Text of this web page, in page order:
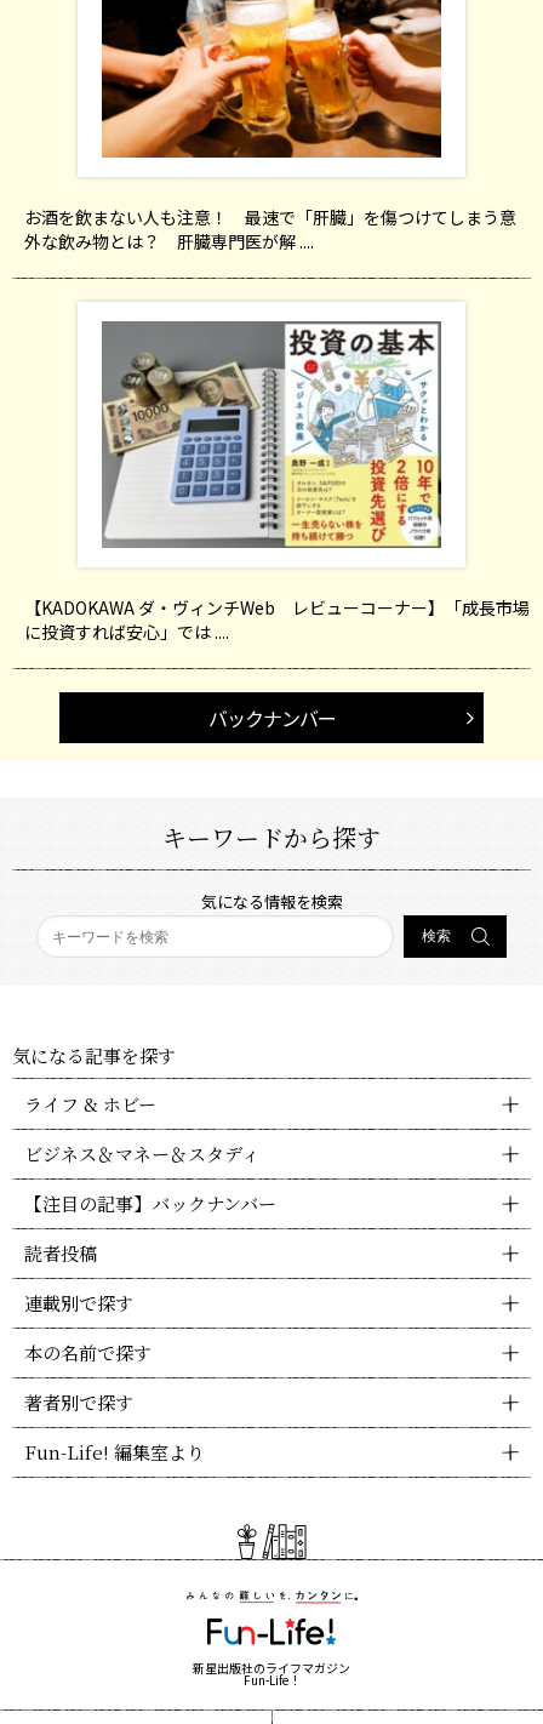
お酒を飲まない人も注意！ 最速で「肝臓」を傷つけてしまう意
外な飲み物とは？ 肝臓専門医が解 ....
【KADOKAWA ダ・ヴィンチWeb レビューコーナー】「成長市場
に投資すれば安心」では ....
バックナンバー
キーワードから探す
気になる情報を検索
気になる記事を探す
ライフ & ホビー
ビジネス＆マネー＆スタディ
【注目の記事】バックナンバー
読者投稿
連載別で探す
本の名前で探す
著者別で探す
Fun-Life! 編集室より
新星出版社のライフマガジン
Fun-Life！